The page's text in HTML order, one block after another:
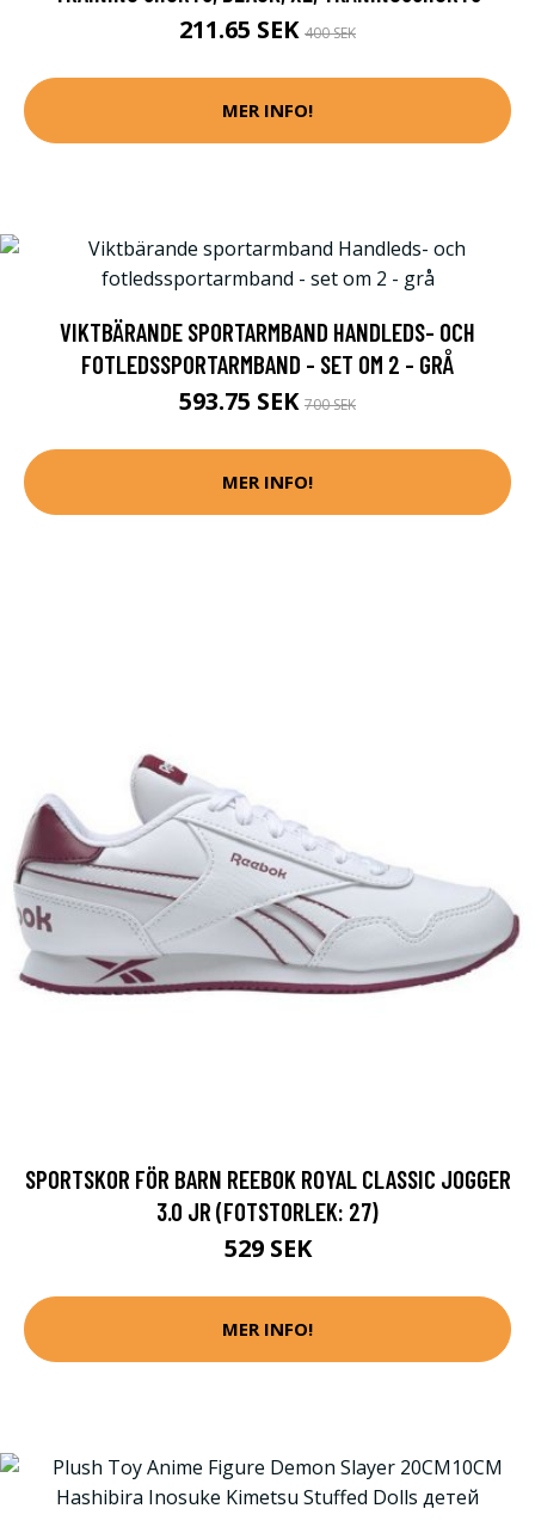
211.65 SEK 400 SEK
MER INFO!
VIKTBÄRANDE SPORTARMBAND HANDLEDS- OCH
FOTLEDSSPORTARMBAND - SET OM 2 - GRÅ
593.75 SEK 700 SEK
MER INFO!
SPORTSKOR FÖR BARN REEBOK ROYAL CLASSIC JOGGER
3.0 JR (FOTSTORLEK: 27)
529 SEK
MER INFO!